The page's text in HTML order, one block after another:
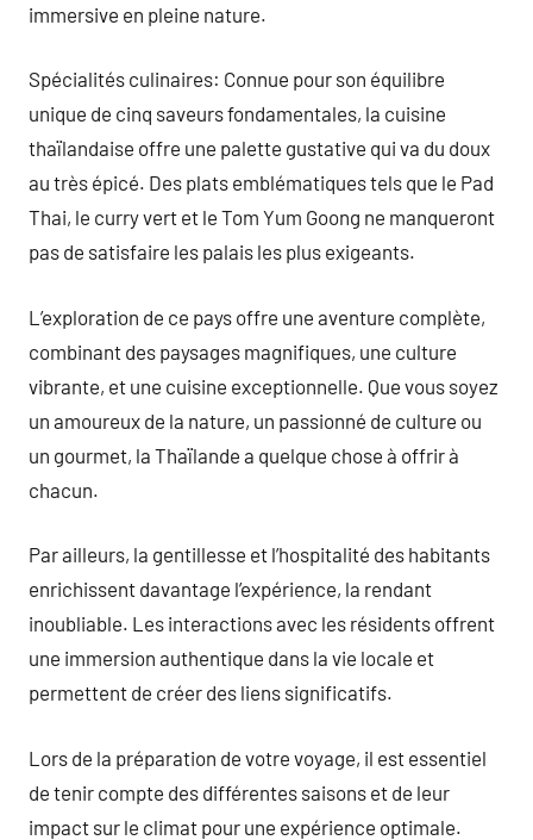
immersive en pleine nature.
Spécialités culinaires: Connue pour son équilibre
unique de cinq saveurs fondamentales, la cuisine
thaïlandaise offre une palette gustative qui va du doux
au très épicé. Des plats emblématiques tels que le Pad
Thai, le curry vert et le Tom Yum Goong ne manqueront
pas de satisfaire les palais les plus exigeants.
L’exploration de ce pays offre une aventure complète,
combinant des paysages magnifiques, une culture
vibrante, et une cuisine exceptionnelle. Que vous soyez
un amoureux de la nature, un passionné de culture ou
un gourmet, la Thaïlande a quelque chose à offrir à
chacun.
Par ailleurs, la gentillesse et l’hospitalité des habitants
enrichissent davantage l’expérience, la rendant
inoubliable. Les interactions avec les résidents offrent
une immersion authentique dans la vie locale et
permettent de créer des liens significatifs.
Lors de la préparation de votre voyage, il est essentiel
de tenir compte des différentes saisons et de leur
impact sur le climat pour une expérience optimale.